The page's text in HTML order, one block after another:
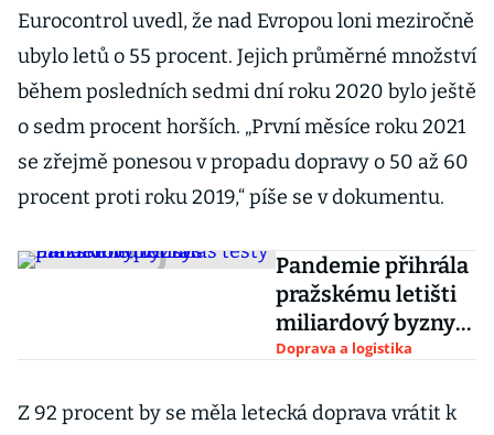
Eurocontrol uvedl, že nad Evropou loni meziročně
ubylo letů o 55 procent. Jejich průměrné množství
během posledních sedmi dní roku 2020 bylo ještě
o sedm procent horších. „První měsíce roku 2021
se zřejmě ponesou v propadu dopravy o 50 až 60
procent proti roku 2019,“ píše se v dokumentu.
Pandemie přihrála
pražskému letišti
miliardový byznys
s testy
Doprava a logistika
Z 92 procent by se měla letecká doprava vrátit k